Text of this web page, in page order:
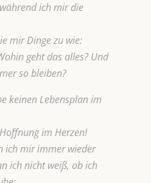
ich mir die
mir Dinge zu wie:
geht das alles? Und
so bleiben?
keinen Lebensplan im
im Herzen!
ich mir immer wieder
ich nicht weiß, ob ich